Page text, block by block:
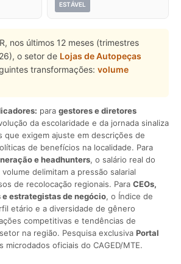
ESTÁVEL
nos últimos 12 meses (trimestres
o setor de Lojas de Autopeças
transformações: volume
para gestores e diretores
da escolaridade e da jornada sinaliza
que exigem ajuste em descrições de
de benefícios na localidade. Para
e headhunters, o salário real do
delimitam a pressão salarial
de recolocação regionais. Para CEOs,
estrategistas de negócio, o Índice de
etário e a diversidade de gênero
competitivas e tendências de
na região. Pesquisa exclusiva Portal
microdados oficiais do CAGED/MTE.